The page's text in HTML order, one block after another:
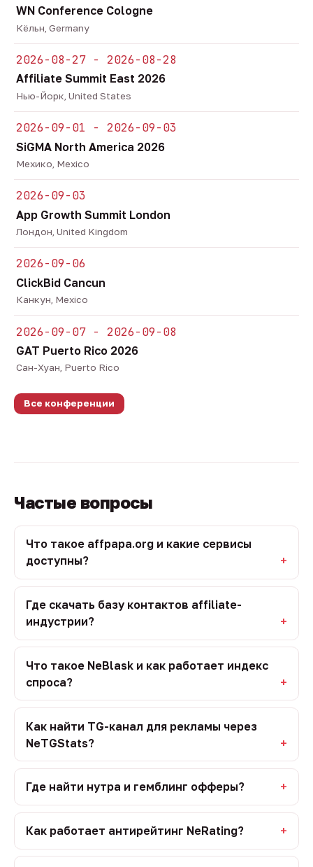
WN Conference Cologne
Кёльн, Germany
2026-08-27 - 2026-08-28
Affiliate Summit East 2026
Нью-Йорк, United States
2026-09-01 - 2026-09-03
SiGMA North America 2026
Мехико, Mexico
2026-09-03
App Growth Summit London
Лондон, United Kingdom
2026-09-06
ClickBid Cancun
Канкун, Mexico
2026-09-07 - 2026-09-08
GAT Puerto Rico 2026
Сан-Хуан, Puerto Rico
Все конференции
Частые вопросы
Что такое affpapa.org и какие сервисы
доступны?
Где скачать базу контактов affiliate-
индустрии?
Что такое NeBlask и как работает индекс
спроса?
Как найти TG-канал для рекламы через
NeTGStats?
Где найти нутра и гемблинг офферы?
Как работает антирейтинг NeRating?